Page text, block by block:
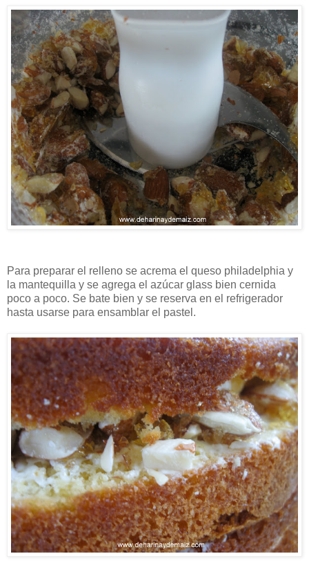
Para preparar el relleno se acrema el queso philadelphia y
la mantequilla y se agrega el azúcar glass bien cernida
poco a poco. Se bate bien y se reserva en el refrigerador
hasta usarse para ensamblar el pastel.